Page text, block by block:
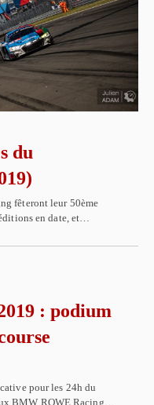
du
fêteront leur 50ème
en date, et…
: podium
pour les 24h du
BMW ROWE Racing…